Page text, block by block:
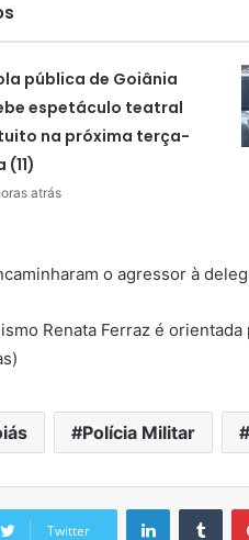
pública de Goiânia
espetáculo teatral
na próxima terça-
(11)
atrás
o agressor à
Renata Ferraz é
Polícia Militar
Twitter
Linkedin